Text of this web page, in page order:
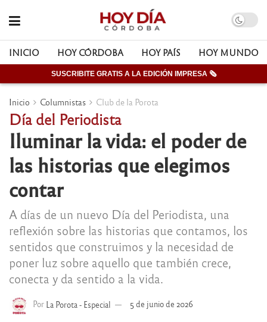
INICIO HOY CÓRDOBA HOY PAÍS HOY MUNDO
SUSCRIBITE GRATIS A LA EDICIÓN IMPRESA 🗞
Inicio Columnistas Club de la Porota
Día del Periodista
Iluminar la vida: el poder de
las historias que elegimos
contar
A días de un nuevo Día del Periodista, una
reflexión sobre las historias que contamos, los
sentidos que construimos y la necesidad de
poner luz sobre aquello que también crece,
conecta y da sentido a la vida.
Por La Porota - Especial 5 de junio de 2026